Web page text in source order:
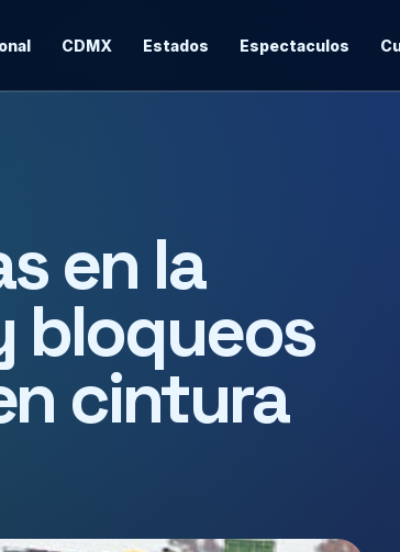
CDMX Estados Espectaculos
en la
bloqueos
cintura